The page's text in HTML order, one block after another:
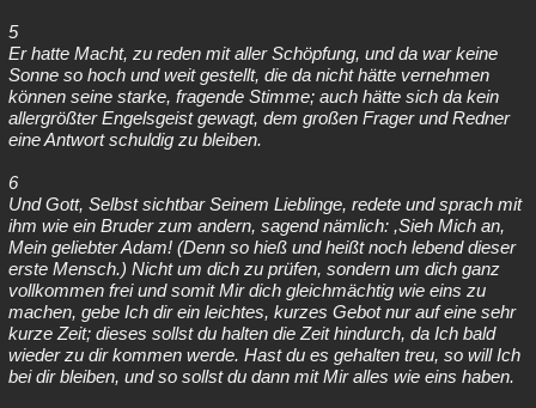
5
Er hatte Macht, zu reden mit aller Schöpfung, und da war keine
Sonne so hoch und weit gestellt, die da nicht hätte vernehmen
können seine starke, fragende Stimme; auch hätte sich da kein
allergrößter Engelsgeist gewagt, dem großen Frager und Redner
eine Antwort schuldig zu bleiben.
6
Und Gott, Selbst sichtbar Seinem Lieblinge, redete und sprach mit
ihm wie ein Bruder zum andern, sagend nämlich: ,Sieh Mich an,
Mein geliebter Adam! (Denn so hieß und heißt noch lebend dieser
erste Mensch.) Nicht um dich zu prüfen, sondern um dich ganz
vollkommen frei und somit Mir dich gleichmächtig wie eins zu
machen, gebe Ich dir ein leichtes, kurzes Gebot nur auf eine sehr
kurze Zeit; dieses sollst du halten die Zeit hindurch, da Ich bald
wieder zu dir kommen werde. Hast du es gehalten treu, so will Ich
bei dir bleiben, und so sollst du dann mit Mir alles wie eins haben.